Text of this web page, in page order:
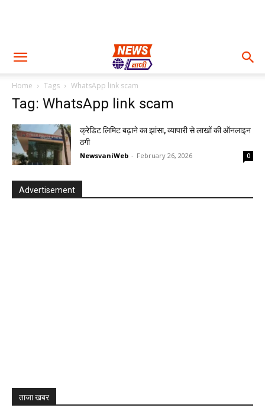
Home Tags WhatsApp link scam
Tag: WhatsApp link scam
क्रेडिट लिमिट बढ़ाने का झांसा, व्यापारी से लाखों की ऑनलाइन
ठगी
NewsvaniWeb - February 26, 2026 0
Advertisement
ताजा खबर